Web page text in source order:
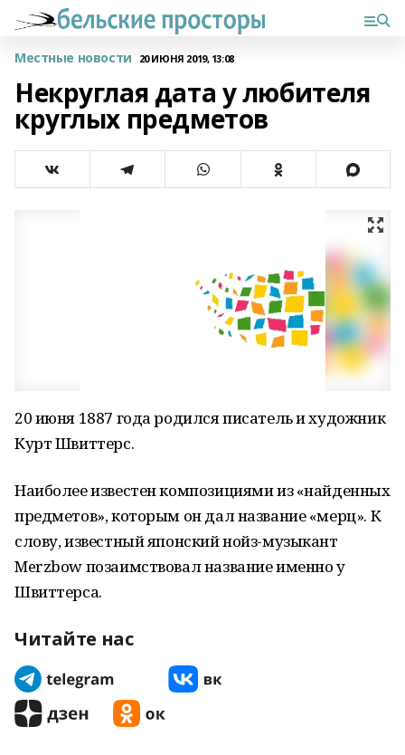
Местные новости 20 ИЮНЯ 2019, 13:08
Некруглая дата у любителя
круглых предметов
20 июня 1887 года родился писатель и художник
Курт Швиттерс.
Наиболее известен композициями из «найденных
предметов», которым он дал название «мерц». К
слову, известный японский нойз-музыкант
Merzbow позаимствовал название именно у
Швиттерса.
Читайте нас